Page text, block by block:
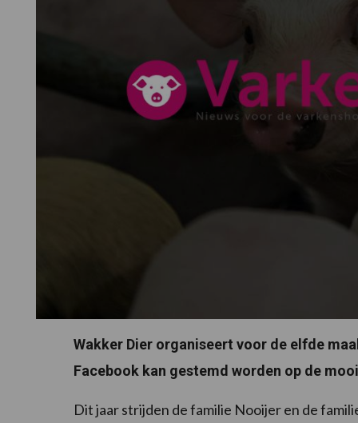
Wakker Dier organiseert voor de elfde
Facebook kan gestemd worden op de
Dit jaar strijden de familie Nooijer en de